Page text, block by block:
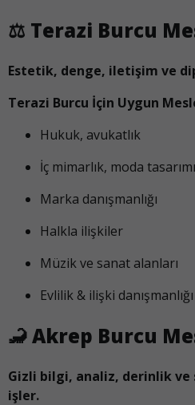
⚖️ Terazi Burcu
Estetik, denge, iletişim ve
Terazi Burcu İçin Uygun
Hukuk, avukatlık
İç mimarlık, moda tasarımı
Marka danışmanlığı
Halkla ilişkiler
Müzik ve sanat alanları
Evlilik & ilişki danışmanlığı
🦂Akrep Burcu
Gizli bilgi, analiz, derinlik
işler.